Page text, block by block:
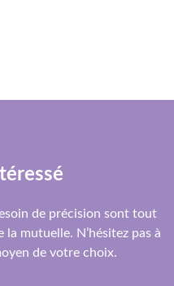
de précision sont tout
mutuelle. N’hésitez pas à
de votre choix.